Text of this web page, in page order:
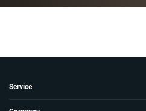
Service